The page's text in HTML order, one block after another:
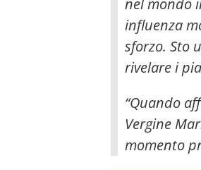
nel mondo
influenza
sforzo. Sto
rivelare i
“Quando
Vergine
momento